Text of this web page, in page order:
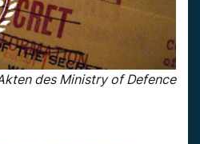
des Ministry of Defence